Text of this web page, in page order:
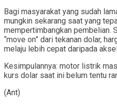
Bagi masyarakat yang sudah
mungkin sekarang saat yang
mempertimbangkan pembelian.
“move on” dari tekanan dolar,
melaju lebih cepat daripada
Kesimpulannya: motor listrik
kurs dolar saat ini belum tentu
(Ant)